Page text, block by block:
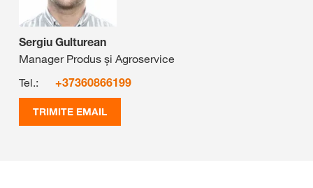
Sergiu Gulturean
Manager Produs și Agroservice
Tel.:
+37360866199
TRIMITE EMAIL